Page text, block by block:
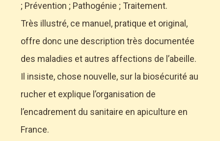
; Prévention ; Pathogénie ; Traitement.
Très illustré, ce manuel, pratique et original,
offre donc une description très documentée
des maladies et autres affections de l’abeille.
Il insiste, chose nouvelle, sur la biosécurité au
rucher et explique l’organisation de
l’encadrement du sanitaire en apiculture en
France.